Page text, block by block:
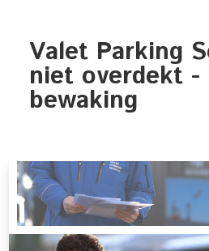
Valet Parking
niet overdekt -
bewaking